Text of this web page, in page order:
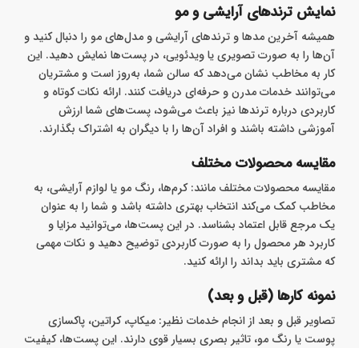
نمایش ترندهای آرایشی و مو
همیشه آخرین مدها و ترندهای آرایشی و مدل‌های مو را دنبال کنید و
آن‌ها را به صورت تصویری یا ویدئویی، در پست‌ها نمایش دهید. این
کار به مخاطب نشان می‌دهد که سالن شما، به‌روز است و مشتریان
می‌توانند خدمات مدرن و حرفه‌ای دریافت کنند. ارائه نکات کوتاه و
کاربردی درباره ترندها نیز باعث می‌شود، پست‌های شما ارزش
آموزشی داشته باشند و افراد آن‌ها را با دیگران به اشتراک بگذارند.
مقایسه محصولات مختلف
مقایسه محصولات مختلف مانند: کرم‌ها، رنگ مو یا لوازم آرایشی، به
مخاطب کمک می‌کند انتخاب بهتری داشته باشد و شما را به ‌عنوان
یک مرجع قابل اعتماد بشناسد. در این پست‌ها، می‌توانید مزایا و
کاربرد هر محصول را به صورت کاربردی توضیح دهید و نکات مهمی
که مشتری باید بداند را ارائه کنید.
نمونه کارها (قبل و بعد)
تصاویر قبل و بعد از انجام خدمات نظیر: میکاپ، کراتین، پاکسازی
پوست یا رنگ مو، تاثیر بصری بسیار قوی دارند. این پست‌ها، کیفیت